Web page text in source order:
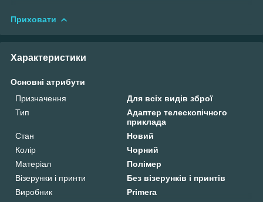
Приховати
Характеристики
Основні атрибути
Призначення
Для всіх видів зброї
Тип
Адаптер телескопічного
приклада
Стан
Новий
Колір
Чорний
Матеріал
Полімер
Візерунки і принти
Без візерунків і принтів
Виробник
Primera